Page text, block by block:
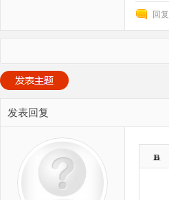
回复
发表回复